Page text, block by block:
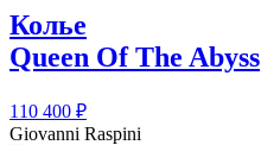
Колье
Queen Of The Abyss
110 400 ₽
Giovanni Raspini